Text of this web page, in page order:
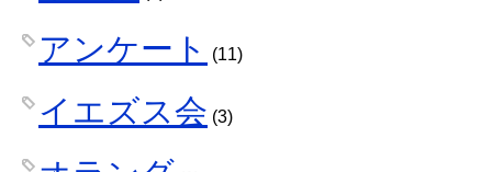
アンケート (11)
イエズス会 (3)